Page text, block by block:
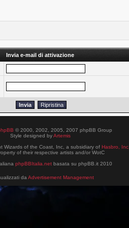
Invia e-mail di attivazione
© 2000, 2002, 2005, 2007 phpBB Group
Style designed byArtemis
Wizards of the Coast, Inc, a subsidiary of Hasbro, Inc.
of their respective artists and/or WotC
phpBBItalia.netbasata su phpBB.it 2010
da Advertisement Management